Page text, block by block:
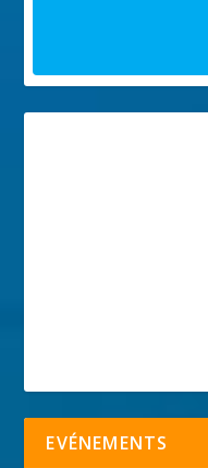
EVÉNEMENTS